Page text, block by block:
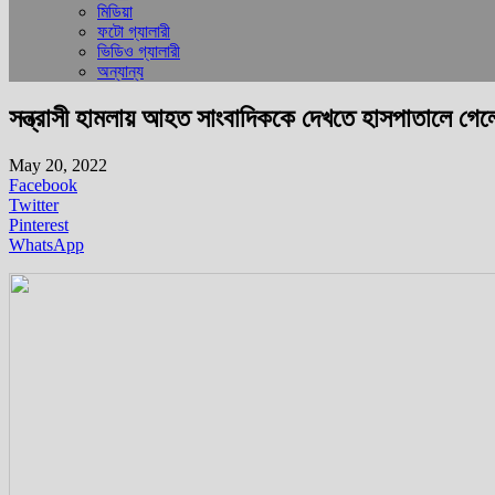
মিডিয়া
ফটো গ্যালারী
ভিডিও গ্যালারী
অন্যান্য
সন্ত্রাসী হামলায় আহত সাংবাদিককে দেখতে হাসপাতালে
May 20, 2022
Facebook
Twitter
Pinterest
WhatsApp